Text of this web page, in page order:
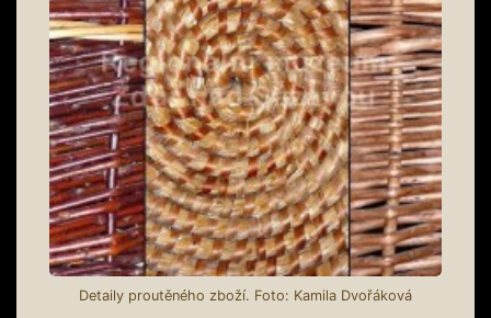
Detaily proutěného zboží. Foto: Kamila Dvořáková